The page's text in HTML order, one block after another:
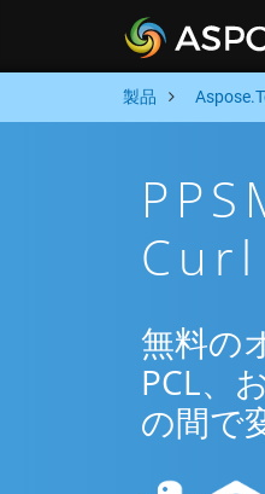
製品
Curl
無料の
PCL、
の間で